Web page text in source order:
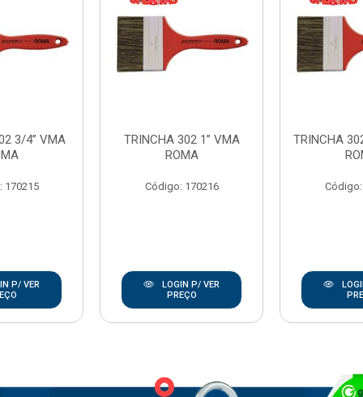
3/4” VMA
170215
P/ VER
TRINCHA 302 1” VMA
ROMA
Código: 170216
LOGIN P/ VER
PREÇO
TRINCHA